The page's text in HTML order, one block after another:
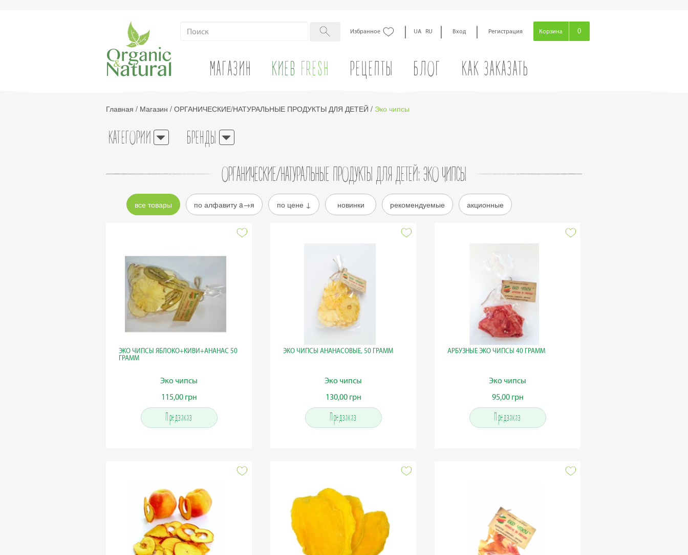
Избранное | UA RU | Вход | Регистрация Корзина 0
МАГАЗИН КИЕВ FRESH РЕЦЕПТЫ БЛОГ КАК ЗАКАЗАТЬ
Главная / Магазин / ОРГАНИЧЕСКИЕ/НАТУРАЛЬНЫЕ ПРОДУКТЫ ДЛЯ ДЕТЕЙ / Эко чипсы
КАТЕГОРИИ БРЕНДЫ
ОРГАНИЧЕСКИЕ/НАТУРАЛЬНЫЕ ПРОДУКТЫ ДЛЯ ДЕТЕЙ: ЭКО ЧИПСЫ
все товары по алфавиту a→я по цене ↓ новинки рекомендуемые акционные
ЭКО ЧИПСЫ ЯБЛОКО+КИВИ+АНАНАС 50
ГРАММ
Эко чипсы
115,00 грн
Предзаказ
115,00 грн
Предзаказ
ЭКО ЧИПСЫ АНАНАСОВЫЕ, 50 ГРАММ
Эко чипсы
130,00 грн
Предзаказ
130,00 грн
Предзаказ
АРБУЗНЫЕ ЭКО ЧИПСЫ 40 ГРАММ
Эко чипсы
95,00 грн
Предзаказ
95,00 грн
Предзаказ